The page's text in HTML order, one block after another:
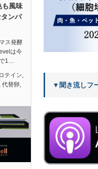
も風味
ンパ
ス発酵
は今
1…
テイン,
, 代替卵,
▼聞き流しフ